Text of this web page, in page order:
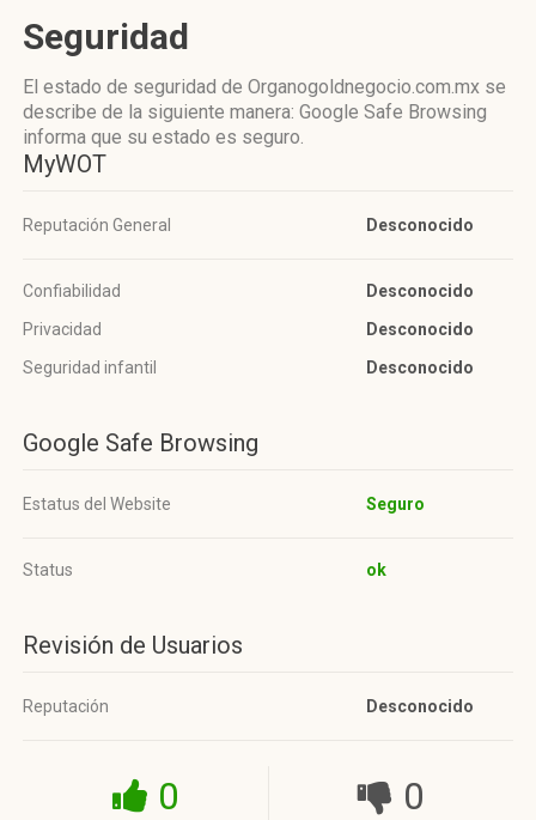
Seguridad
El estado de seguridad de Organogoldnegocio.com.mx se
describe de la siguiente manera: Google Safe Browsing
informa que su estado es seguro.
MyWOT
Reputación General Desconocido
Confiabilidad
Desconocido
Privacidad
Desconocido
Seguridad infantil
Desconocido
Google Safe Browsing
Estatus del Website Seguro
Status ok
Revisión de Usuarios
Reputación Desconocido
0 0